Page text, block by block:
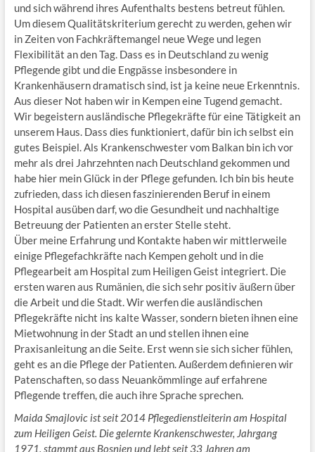
und sich während ihres Aufenthalts bestens betreut fühlen.
Um diesem Qualitätskriterium gerecht zu werden, gehen wir
in Zeiten von Fachkräftemangel neue Wege und legen
Flexibilität an den Tag. Dass es in Deutschland zu wenig
Pflegende gibt und die Engpässe insbesondere in
Krankenhäusern dramatisch sind, ist ja keine neue Erkenntnis.
Aus dieser Not haben wir in Kempen eine Tugend gemacht.
Wir begeistern ausländische Pflegekräfte für eine Tätigkeit an
unserem Haus. Dass dies funktioniert, dafür bin ich selbst ein
gutes Beispiel. Als Krankenschwester vom Balkan bin ich vor
mehr als drei Jahrzehnten nach Deutschland gekommen und
habe hier mein Glück in der Pflege gefunden. Ich bin bis heute
zufrieden, dass ich diesen faszinierenden Beruf in einem
Hospital ausüben darf, wo die Gesundheit und nachhaltige
Betreuung der Patienten an erster Stelle steht.
Über meine Erfahrung und Kontakte haben wir mittlerweile
einige Pflegefachkräfte nach Kempen geholt und in die
Pflegearbeit am Hospital zum Heiligen Geist integriert. Die
ersten waren aus Rumänien, die sich sehr positiv äußern über
die Arbeit und die Stadt. Wir werfen die ausländischen
Pflegekräfte nicht ins kalte Wasser, sondern bieten ihnen eine
Mietwohnung in der Stadt an und stellen ihnen eine
Praxisanleitung an die Seite. Erst wenn sie sich sicher fühlen,
geht es an die Pflege der Patienten. Außerdem definieren wir
Patenschaften, so dass Neuankömmlinge auf erfahrene
Pflegende treffen, die auch ihre Sprache sprechen.
Maida Smajlovic ist seit 2014 Pflegedienstleiterin am Hospital
zum Heiligen Geist. Die gelernte Krankenschwester, Jahrgang
1971, stammt aus Bosnien und lebt seit 33 Jahren am